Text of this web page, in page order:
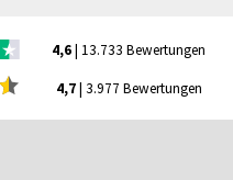
4,6| 13.733 Bewertungen
4,7| 3.977 Bewertungen